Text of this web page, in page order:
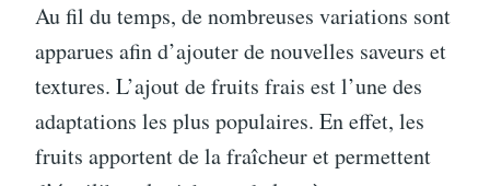
Au fil du temps, de nombreuses variations sont
apparues afin d’ajouter de nouvelles saveurs et
textures. L’ajout de fruits frais est l’une des
adaptations les plus populaires. En effet, les
fruits apportent de la fraîcheur et permettent